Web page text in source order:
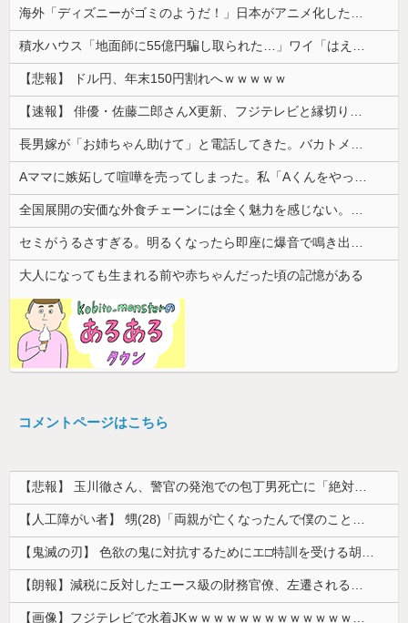
【悲報】 ドル円、年末150円割れへｗｗｗｗｗ
大人になっても生まれる前や赤ちゃんだった頃の記憶がある
コメントページはこちら